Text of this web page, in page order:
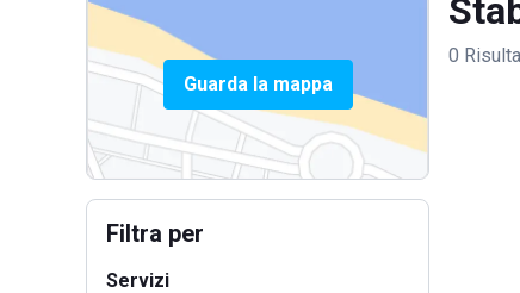
Guarda la mappa
Filtra per
Servizi
0